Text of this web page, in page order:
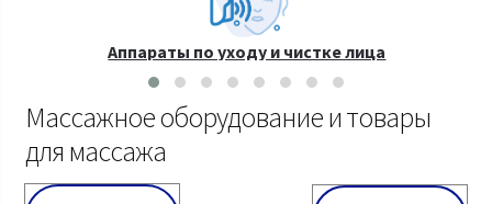
Аппараты по уходу и чистке лица
Массажное оборудование и товары
для массажа